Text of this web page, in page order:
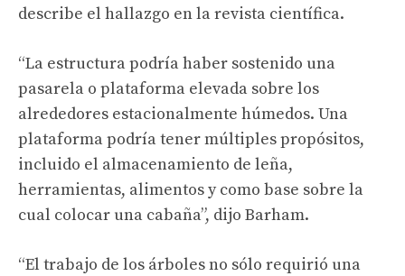
describe el hallazgo en la revista científica.
“La estructura podría haber sostenido una
pasarela o plataforma elevada sobre los
alrededores estacionalmente húmedos. Una
plataforma podría tener múltiples propósitos,
incluido el almacenamiento de leña,
herramientas, alimentos y como base sobre la
cual colocar una cabaña”, dijo Barham.
“El trabajo de los árboles no sólo requirió una